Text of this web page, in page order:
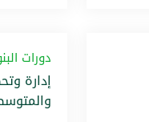
دورات
إدارة